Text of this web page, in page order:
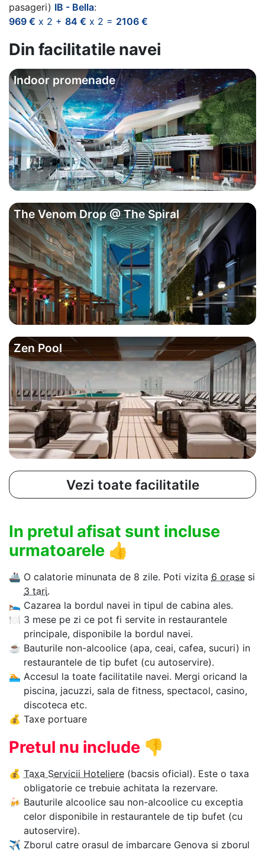
pasageri) IB - Bella:
969 € x 2 + 84 € x 2 = 2106 €
Din facilitatile navei
Indoor promenade
The Venom Drop @ The Spiral
Zen Pool
Vezi toate facilitatile
In pretul afisat sunt incluse
urmatoarele 👍
🚢 O calatorie minunata de 8 zile. Poti vizita 6 orase si
3 tari.
🛌 Cazarea la bordul navei in tipul de cabina ales.
🍽 3 mese pe zi ce pot fi servite in restaurantele
principale, disponibile la bordul navei.
☕ Bauturile non-alcoolice (apa, ceai, cafea, sucuri) in
restaurantele de tip bufet (cu autoservire).
🏊‍ Accesul la toate facilitatile navei. Mergi oricand la
piscina, jacuzzi, sala de fitness, spectacol, casino,
discoteca etc.
💰 Taxe portuare
Pretul nu include 👎
💰 Taxa Servicii Hoteliere (bacsis oficial). Este o taxa
obligatorie ce trebuie achitata la rezervare.
🍻 Bauturile alcoolice sau non-alcoolice cu exceptia
celor disponibile in restaurantele de tip bufet (cu
autoservire).
✈ Zborul catre orasul de imbarcare Genova si zborul